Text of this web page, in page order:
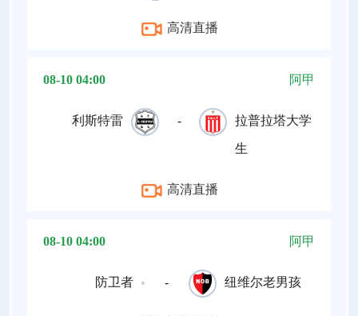
高清直播
08-10 04:00 阿甲
利斯特雷 - 拉普拉塔大学
生
高清直播
08-10 04:00 阿甲
防卫者 - 纽维尔老男孩